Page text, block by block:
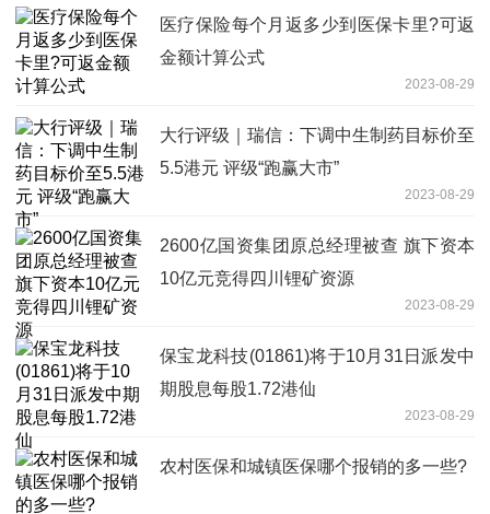
医疗保险每个月返多少到医保卡里?可返
金额计算公式
2023-08-29
大行评级｜瑞信：下调中生制药目标价至
5.5港元 评级“跑赢大市”
2023-08-29
2600亿国资集团原总经理被查 旗下资本
10亿元竞得四川锂矿资源
2023-08-29
保宝龙科技(01861)将于10月31日派发中
期股息每股1.72港仙
2023-08-29
农村医保和城镇医保哪个报销的多一些?